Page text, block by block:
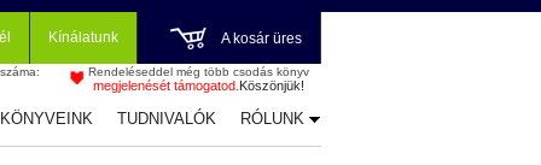
Kínálatunk A kosár üres
Rendeléseddel még több csodás könyv
megjelenését támogatod. Köszönjük!
TUDNIVALÓK RÓLUNK